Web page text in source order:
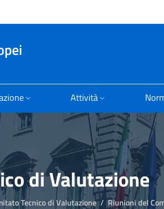
Attività
di Valutazione
Tecnico di Valutazione
Riunioni del